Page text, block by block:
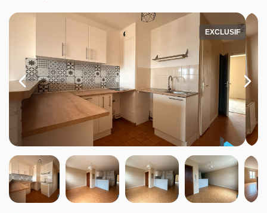
Louer
Nos agences
Contact
EXCLUSIF